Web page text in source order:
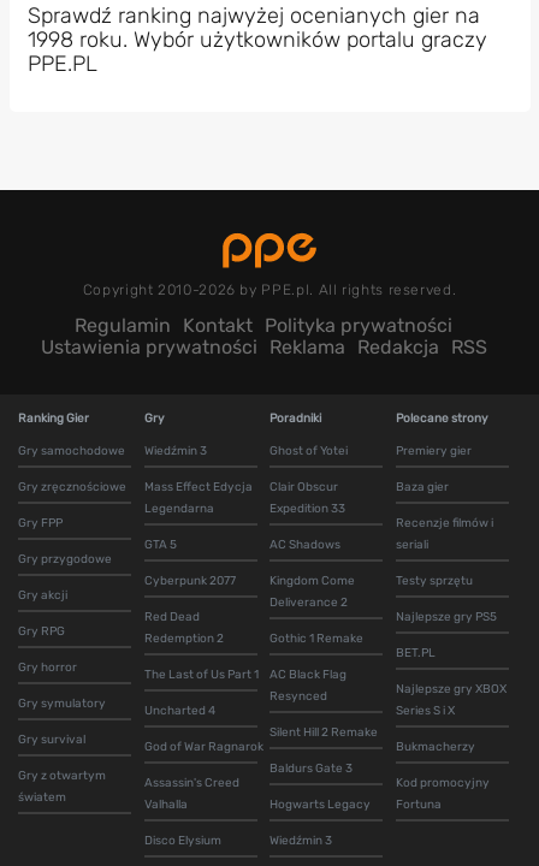
Sprawdź ranking najwyżej ocenianych gier na
1998 roku. Wybór użytkowników portalu graczy
PPE.PL
Copyright 2010-2026 by PPE.pl. All rights reserved.
Regulamin Kontakt Polityka prywatności
Ustawienia prywatności
Reklama Redakcja RSS
Ranking Gier
Gry samochodowe
Gry zręcznościowe
Gry FPP
Gry przygodowe
Gry akcji
Gry RPG
Gry horror
Gry symulatory
Gry survival
Gry z otwartym
światem
Gry
Wiedźmin 3
Mass Effect Edycja
Legendarna
GTA 5
Cyberpunk 2077
Red Dead
Redemption 2
The Last of Us Part 1
Uncharted 4
God of War Ragnarok
Assassin's Creed
Valhalla
Disco Elysium
Poradniki
Ghost of Yotei
Clair Obscur
Expedition 33
AC Shadows
Kingdom Come
Deliverance 2
Gothic 1 Remake
AC Black Flag
Resynced
Silent Hill 2 Remake
Baldurs Gate 3
Hogwarts Legacy
Wiedźmin 3
Polecane strony
Premiery gier
Baza gier
Recenzje filmów i
seriali
Testy sprzętu
Najlepsze gry PS5
BET.PL
Najlepsze gry XBOX
Series S i X
Bukmacherzy
Kod promocyjny
Fortuna